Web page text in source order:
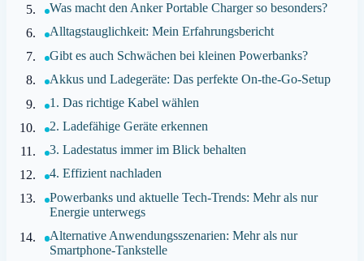
Was macht den Anker Portable Charger so besonders?
Alltagstauglichkeit: Mein Erfahrungsbericht
Gibt es auch Schwächen bei kleinen Powerbanks?
Akkus und Ladegeräte: Das perfekte On-the-Go-Setup
1. Das richtige Kabel wählen
2. Ladefähige Geräte erkennen
3. Ladestatus immer im Blick behalten
4. Effizient nachladen
Powerbanks und aktuelle Tech-Trends: Mehr als nur
Energie unterwegs
Alternative Anwendungsszenarien: Mehr als nur
Smartphone-Tankstelle